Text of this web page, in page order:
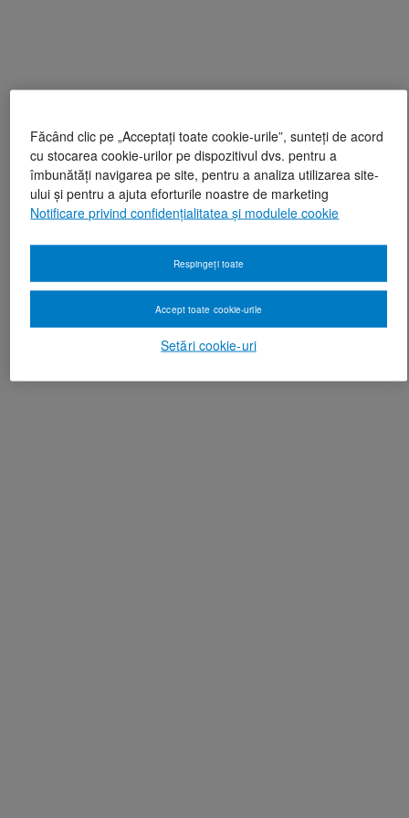
Făcând clic pe „Acceptați toate cookie-urile”, sunteți de acord
cu stocarea cookie-urilor pe dispozitivul dvs. pentru a
îmbunătăți navigarea pe site, pentru a analiza utilizarea site-
ului și pentru a ajuta eforturile noastre de marketing
Notificare privind confidențialitatea și modulele cookie
Setări cookie-uri
Respingeți toate
Accept toate cookie-urile